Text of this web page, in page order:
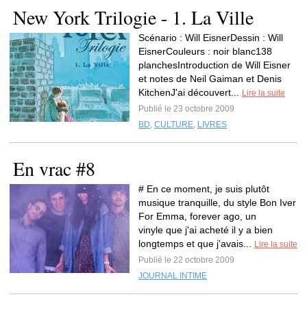
New York Trilogie - 1. La Ville
Scénario : Will EisnerDessin : Will
EisnerCouleurs : noir blanc138
planchesIntroduction de Will Eisner
et notes de Neil Gaiman et Denis
KitchenJ'ai découvert...
Lire la suite
Publié le 23 octobre 2009
BD, CULTURE, LIVRES
En vrac #8
# En ce moment, je suis plutôt
musique tranquille, du style Bon Iver
For Emma, forever ago, un
vinyle que j'ai acheté il y a bien
longtemps et que j'avais...
Lire la suite
Publié le 22 octobre 2009
JOURNAL INTIME